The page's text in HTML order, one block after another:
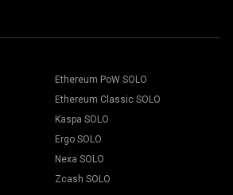
Ethereum PoW SOLO
Ethereum Classic SOLO
Kaspa SOLO
Ergo SOLO
Nexa SOLO
Zcash SOLO